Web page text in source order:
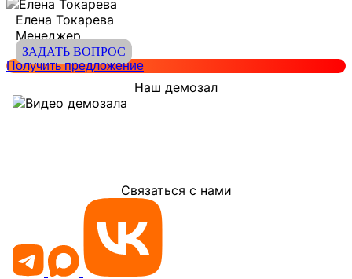
Елена Токарева
Менеджер
ЗАДАТЬ ВОПРОС
Получить предложение
Наш демозал
Связаться с нами